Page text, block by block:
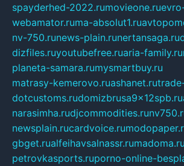
spayderhed-2022.rumovieone.ru
webamator.ruma-absolut1.ru
nv-750.runews-plain.runertansaga.ru
dizfiles.ruyoutubefree.ruaria-family.ru
planeta-samara.rumysmartbuy.ru
matrasy-kemerovo.ruashanet.ru
dotcustoms.rudomizbrusa9x12spb.ru
narasimha.rudjcommodities.ru
newsplain.rucardvoice.ru
gbget.rualfeihavsalnassr.rumadoma.ru
petrovkasports.ruporno-online-